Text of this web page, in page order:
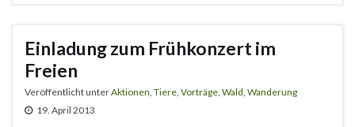
Einladung zum Frühkonzert im
Freien
Veröffentlicht unterAktionen Tiere Vorträge Wald Wanderung
19. April 2013